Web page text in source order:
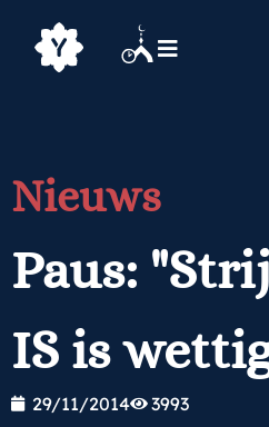
Nieuws
Paus:
IS is
29/11/2014 3993